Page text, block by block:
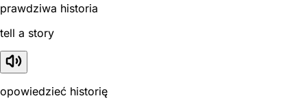
prawdziwa historia
tell a story
opowiedzieć historię